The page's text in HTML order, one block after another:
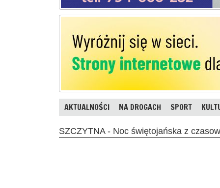
AKTUALNOŚCI NA DROGACH SPORT
SZCZYTNA - Noc świętojańska z